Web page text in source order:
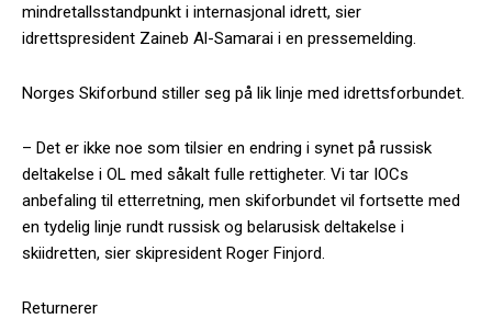
mindretallsstandpunkt i internasjonal idrett, sier
idrettspresident Zaineb Al-Samarai i en pressemelding.
Norges Skiforbund stiller seg på lik linje med idrettsforbundet.
– Det er ikke noe som tilsier en endring i synet på russisk
deltakelse i OL med såkalt fulle rettigheter. Vi tar IOCs
anbefaling til etterretning, men skiforbundet vil fortsette med
en tydelig linje rundt russisk og belarusisk deltakelse i
skiidretten, sier skipresident Roger Finjord.
Returnerer